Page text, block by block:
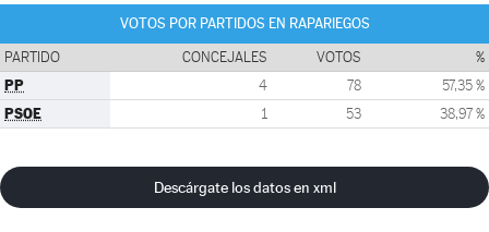
VOTOS POR PARTIDOS EN RAPARIEGOS
PARTIDO CONCEJALES VOTOS %
PP 4 78 57,35 %
PSOE 1 53 38,97 %
Descárgate los datos en xml